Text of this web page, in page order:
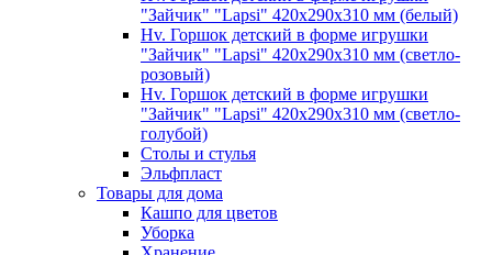
"Зайчик" "Lapsi" 420х290х310 мм (белый)
Hv. Горшок детский в форме игрушки
"Зайчик" "Lapsi" 420х290х310 мм (светло-
розовый)
Hv. Горшок детский в форме игрушки
"Зайчик" "Lapsi" 420х290х310 мм (светло-
голубой)
Столы и стулья
Эльфпласт
Товары для дома
Кашпо для цветов
Уборка